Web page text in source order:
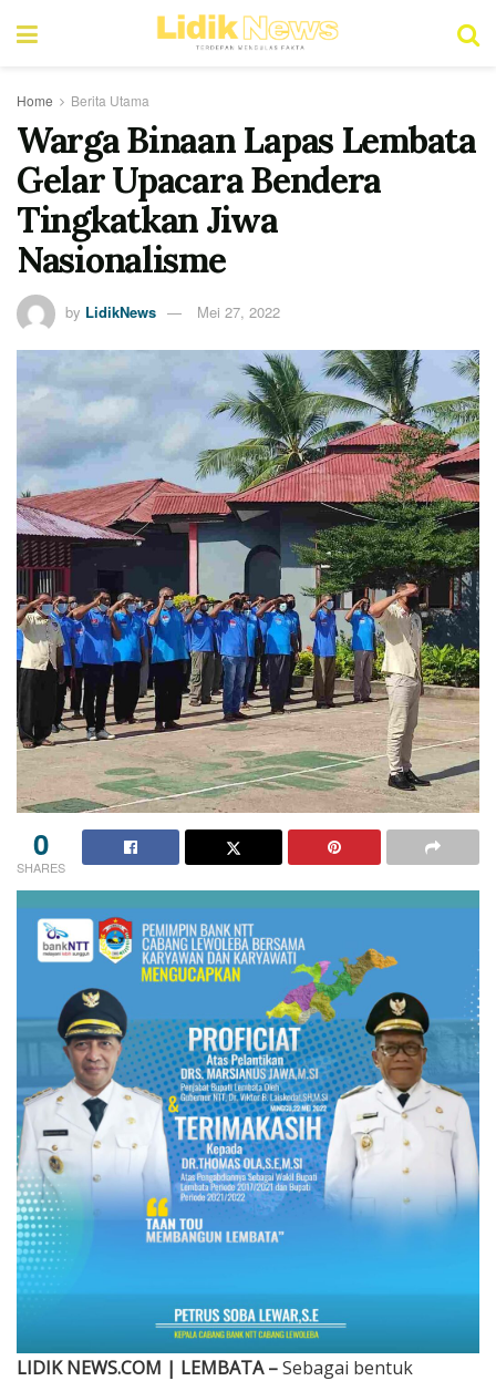
Home Berita Utama
Warga Binaan Lapas Lembata
Gelar Upacara Bendera
Tingkatkan Jiwa
Nasionalisme
by LidikNews Mei 27, 2022
0
SHARES
LIDIK NEWS.COM | LEMBATA –Sebagai bentuk